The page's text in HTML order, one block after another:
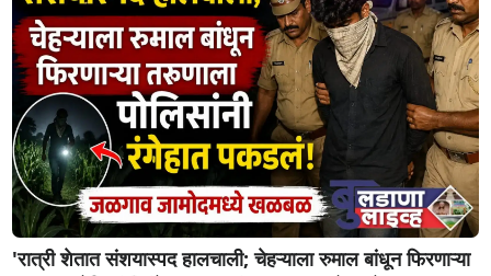
'रात्री शेतात संशयास्पद हालचाली; चेहऱ्याला रुमाल बांधून फिरणाऱ्या